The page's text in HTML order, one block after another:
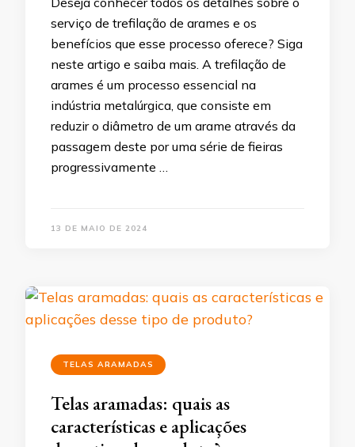
serviço de trefilação de arames e os
benefícios que esse processo oferece? Siga
neste artigo e saiba mais. A trefilação de
arames é um processo essencial na
indústria metalúrgica, que consiste em
reduzir o diâmetro de um arame através da
passagem deste por uma série de fieiras
progressivamente …
13 DE MAIO DE 2024
TELAS ARAMADAS
Telas aramadas: quais as
características e aplicações